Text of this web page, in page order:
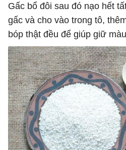
Gấc bổ đôi sau đó nạo hết
gấc và cho vào trong tô,
bóp thật đều để giúp giữ